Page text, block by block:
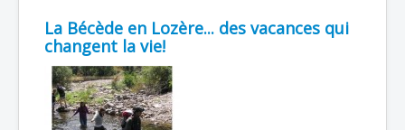
La Bécède en Lozère... des vacances qui
changent la vie!